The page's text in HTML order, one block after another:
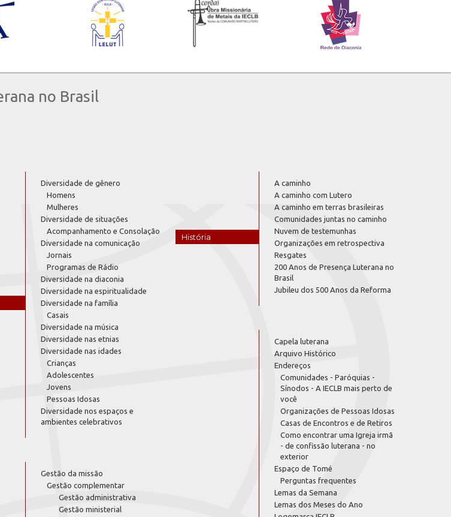
no Brasil
Diversidade de gênero
Homens
Mulheres
Diversidade de situações
Acompanhamento e Consolação
Diversidade na comunicação
Jornais
Programas de Rádio
Diversidade na diaconia
Diversidade na espiritualidade
Diversidade na família
Casais
Diversidade na música
Diversidade nas etnias
Diversidade nas idades
Crianças
Adolescentes
Jovens
Pessoas Idosas
Diversidade nos espaços e
ambientes celebrativos
Gestão da missão
Gestão complementar
Gestão administrativa
Gestão ministerial
História
A caminho
A caminho com Lutero
A caminho em terras brasileiras
Comunidades juntas no caminho
Nuvem de testemunhas
Organizações em retrospectiva
Resgates
200 Anos de Presença Luterana no
Brasil
Jubileu dos 500 Anos da Reforma
Capela luterana
Arquivo Histórico
Endereços
Comunidades - Paróquias -
Sínodos - A IECLB mais perto de
você
Organizações de Pessoas Idosas
Casas de Encontros e de Retiros
Como encontrar uma Igreja irmã
- de confissão luterana - no
exterior
Espaço de Tomé
Perguntas frequentes
Lemas da Semana
Lemas dos Meses do Ano